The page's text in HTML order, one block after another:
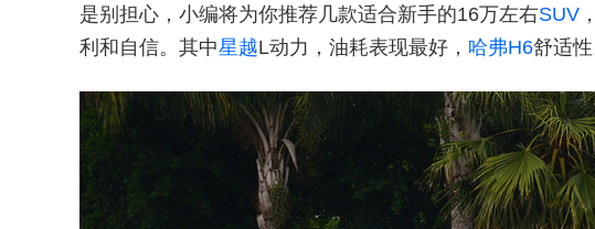
是别担心，小编将为你推荐几款适合新手的16万左右SUV
利和自信。其中星越L动力，油耗表现最好， 哈弗H6舒适性